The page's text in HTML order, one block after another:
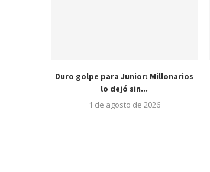
Duro golpe para Junior: Millonarios
lo dejó sin...
1 de agosto de 2026